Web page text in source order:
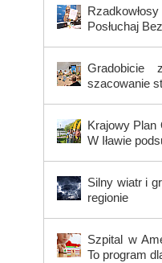
Posłuchaj
Gradobicie
szacowanie
Krajowy Plan
W Iławie
Silny wiatr i
regionie
Szpital w
To program